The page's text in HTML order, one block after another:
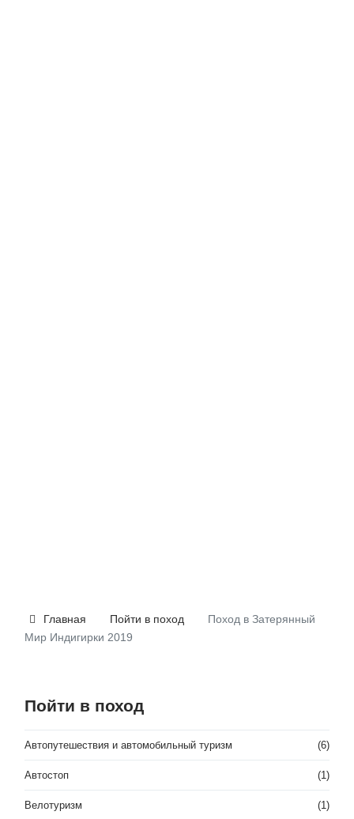
Главная Пойти в поход
Поход в Затерянный
Мир Индигирки 2019
Пойти в поход
Автопутешествия и автомобильный туризм (6)
Автостоп (1)
Велотуризм (1)